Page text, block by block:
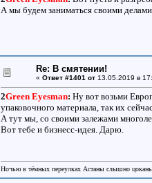
А мы будем заниматься своими
Re: В смятении!
« Ответ #1401 от13.05.2019 в
2Green Eyesman: Ну вот возьми
упаковочного материала, так их
А тут мы, со своими залежами
Вот тебе и бизнесс-идея. Дарю.
Ночью в тёмных переулках Астаны слышно